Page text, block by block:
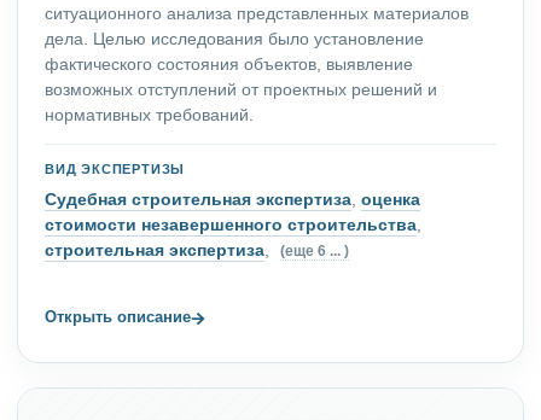
ситуационного анализа представленных материалов
дела. Целью исследования было установление
фактического состояния объектов, выявление
возможных отступлений от проектных решений и
нормативных требований.
ВИД ЭКСПЕРТИЗЫ
Судебная строительная экспертиза, оценка
стоимости незавершенного строительства,
строительная экспертиза, (еще 6 ... )
Открыть описание→